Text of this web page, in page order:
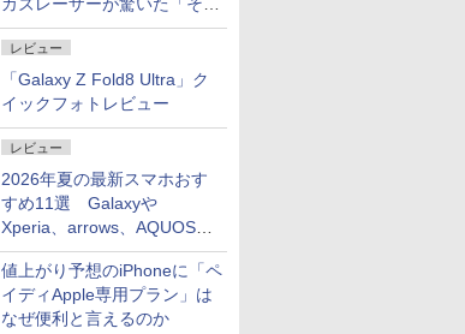
屋のメニュー並みの薄さ」
レビュー
「Galaxy Z Fold8 Ultra」ク
イックフォトレビュー
レビュー
2026年夏の最新スマホおす
すめ11選 Galaxyや
Xperia、arrows、AQUOSな
ど注目機種の特徴は
値上がり予想のiPhoneに「ペ
イディApple専用プラン」は
なぜ便利と言えるのか